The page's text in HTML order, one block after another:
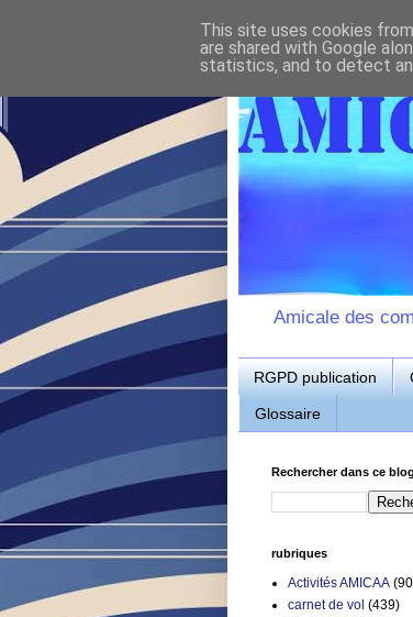
Amicale des
RGPD publication
Glossaire
Rechercher dans ce blog
rubriques
Activités AMICAA
carnet de vol (439)
This site uses cookies
are shared with Google
statistics, and to detect